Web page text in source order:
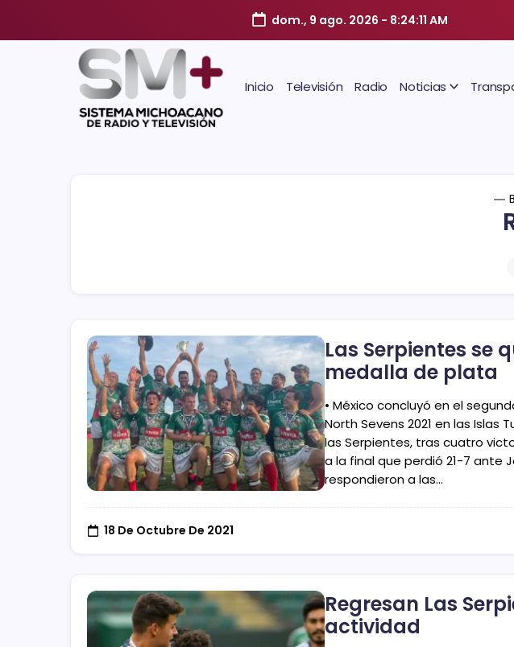
dom., 9 ago. 2026 - 8:24:11 AM
Inicio Televisión Radio Noticias
Las Serpientes se
medalla de plata
• México concluyó en el
North Sevens 2021 en las Islas
las Serpientes, tras cuatro
a la final que perdió 21-7 ante
respondieron a las…
18 De Octubre De 2021
Regresan Las
actividad